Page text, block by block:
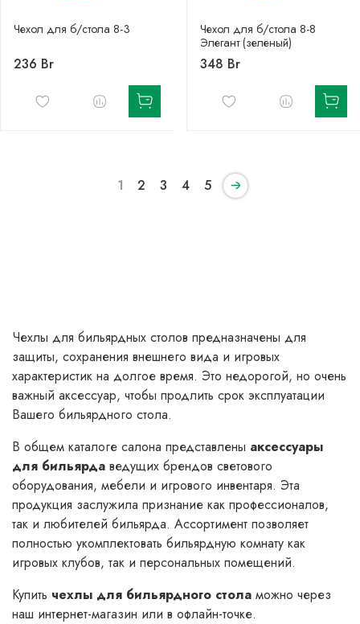
Чехол для б/стола 8-3
236 Br
Чехол для б/стола 8-8
Элегант (зеленый)
348 Br
1 2 3 4 5
Чехлы для бильярдных столов предназначены для
защиты, сохранения внешнего вида и игровых
характеристик на долгое время. Это недорогой, но очень
важный аксессуар, чтобы продлить срок эксплуатации
Вашего бильярдного стола.
В общем каталоге салона представлены аксессуары
для бильярда ведущих брендов светового
оборудования, мебели и игрового инвентаря. Эта
продукция заслужила признание как профессионалов,
так и любителей бильярда. Ассортимент позволяет
полностью укомплектовать бильярдную комнату как
игровых клубов, так и персональных помещений.
Купить чехлы для бильярдного стола можно через
наш интернет-магазин или в офлайн-точке.